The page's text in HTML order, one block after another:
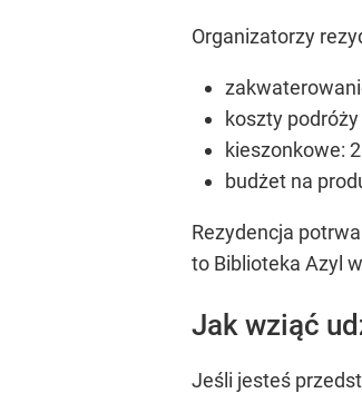
Organizatorzy
koszty
kieszonkowe:
budżet na
Rezydencja
to Biblioteka Azyl
Jak wziąć
Jeśli jesteś